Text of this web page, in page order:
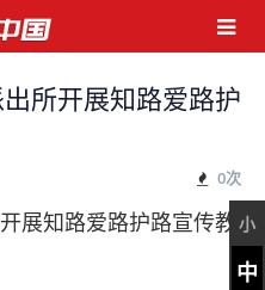
所开展知路爱路护
0次
小
中
展知路爱路护路宣传教